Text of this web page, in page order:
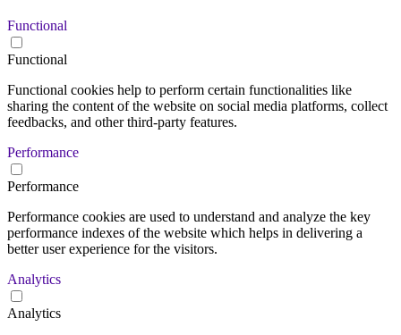
Functional
Functional
Functional cookies help to perform certain functionalities like
sharing the content of the website on social media platforms, collect
feedbacks, and other third-party features.
Performance
Performance
Performance cookies are used to understand and analyze the key
performance indexes of the website which helps in delivering a
better user experience for the visitors.
Analytics
Analytics